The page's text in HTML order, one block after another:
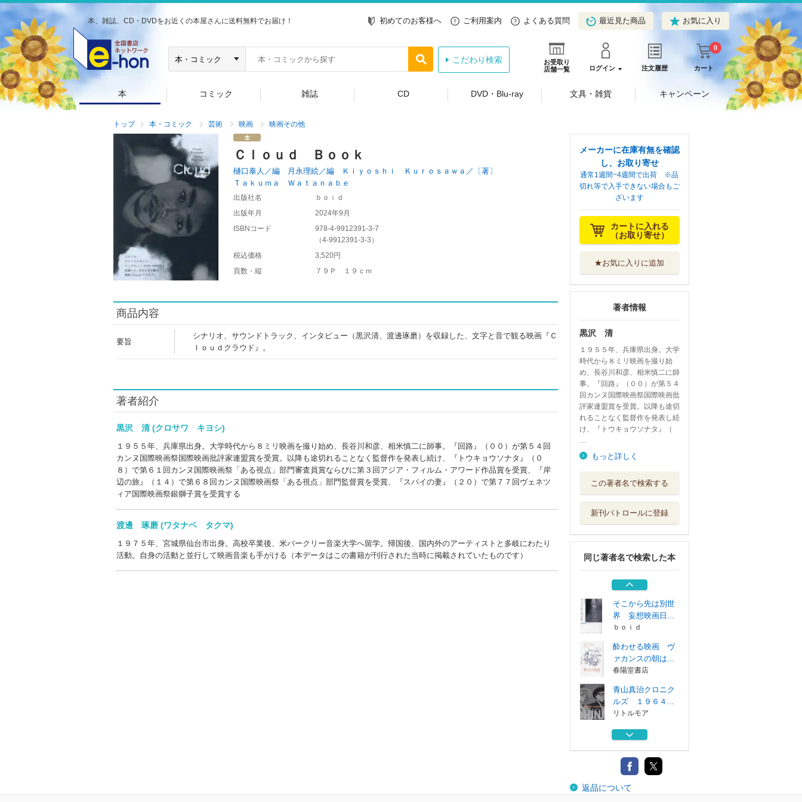
本、雑誌、CD・DVDをお近くの本屋さんに送料無料でお届け！ 初めてのお客様へ ご利用案内 よくある質問 最近見た商品 お気に入り
お受取り
店舗一覧
ログイン 注文履歴 カート
0
こだわり検索
本 コミック 雑誌 CD DVD・Blu-ray 文具・雑貨 キャンペーン
トップ 本・コミック 芸術 映画 映画その他
Ｃｌｏｕｄ Ｂｏｏｋ
樋口泰人／編 月永理絵／編 Ｋｉｙｏｓｈｉ Ｋｕｒｏｓａｗａ／〔著〕
Ｔａｋｕｍａ Ｗａｔａｎａｂｅ
出版社名
ｂｏｉｄ
出版年月
2024年9月
ISBNコード
978-4-9912391-3-7
（4-9912391-3-3 ）
税込価格
3,520円
頁数・縦
７９Ｐ １９ｃｍ
商品内容
要旨
シナリオ、サウンドトラック、インタビュー（黒沢清、渡邊琢磨）を収録した、文字と音で観る映画『Ｃ
ｌｏｕｄクラウド』。
著者紹介
黒沢 清 (クロサワ キヨシ)
１９５５年、兵庫県出身。大学時代から８ミリ映画を撮り始め、長谷川和彦、相米慎二に師事。『回路』（００）が第５４回
カンヌ国際映画祭国際映画批評家連盟賞を受賞。以降も途切れることなく監督作を発表し続け、『トウキョウソナタ』（０
８）で第６１回カンヌ国際映画祭「ある視点」部門審査員賞ならびに第３回アジア・フィルム・アワード作品賞を受賞、『岸
辺の旅』（１４）で第６８回カンヌ国際映画祭「ある視点」部門監督賞を受賞、『スパイの妻』（２０）で第７７回ヴェネツ
ィア国際映画祭銀獅子賞を受賞する
渡邊 琢磨 (ワタナベ タクマ)
１９７５年、宮城県仙台市出身。高校卒業後、米バークリー音楽大学へ留学。帰国後、国内外のアーティストと多岐にわたり
活動。自身の活動と並行して映画音楽も手がける（本データはこの書籍が刊行された当時に掲載されていたものです）
メーカーに在庫有無を確認
し、お取り寄せ
通常1週間~4週間で出荷 ※品
切れ等で入手できない場合もご
ざいます
カートに入れる
（お取り寄せ）
★お気に入りに追加
著者情報
黒沢 清
１９５５年、兵庫県出身。大学
時代から８ミリ映画を撮り始
め、長谷川和彦、相米慎二に師
事。『回路』（００）が第５４
回カンヌ国際映画祭国際映画批
評家連盟賞を受賞。以降も途切
れることなく監督作を発表し続
け、『トウキョウソナタ』（
…
もっと詳しく
この著者名で検索する
新刊パトロールに登録
同じ著者名で検索した本
ァカンスの朝は...
青山真治クロニク
リトルモア
青山真治アンフィ
ニッシュドワー...
河出書房新社
そこから先は別世
界 妄想映画日...
ｂｏｉｄ
酔わせる映画 ヴ
ァカンスの朝は...
春陽堂書店
青山真治クロニク
ルズ １９６４...
リトルモア
青山真治アンフィ
河出書房新社
そこから先は別世
界 妄想映画日...
返品について